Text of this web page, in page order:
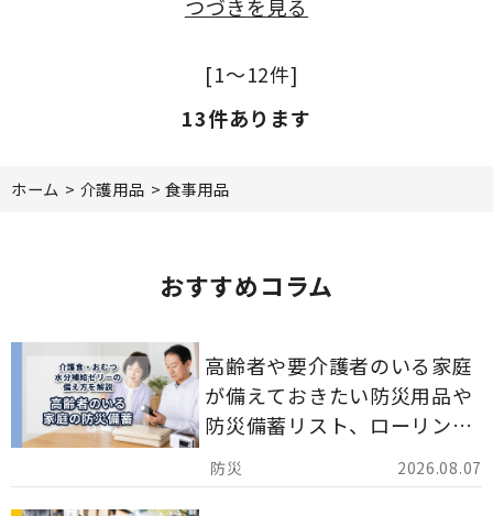
つづきを見る
[1～12件]
13件あります
ホーム > 介護用品 > 食事用品
おすすめコラム
2026.08.07
高齢者や要介護者のいる家庭
が備えておきたい防災用品や
防災備蓄リスト、ローリング
ストックのポイントについて
解説します。